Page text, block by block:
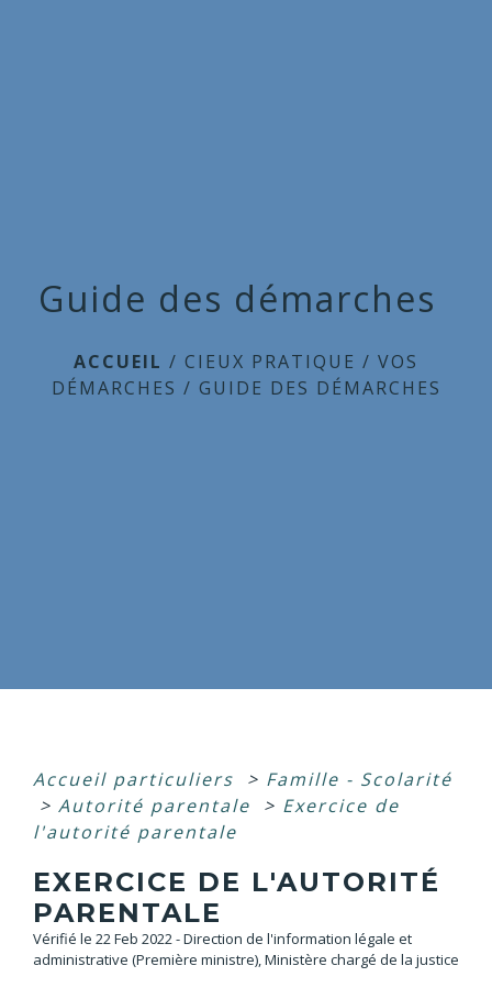
Guide des démarches
ACCUEIL / CIEUX PRATIQUE / VOS
DÉMARCHES / GUIDE DES DÉMARCHES
Accueil particuliers > Famille - Scolarité
> Autorité parentale > Exercice de
l'autorité parentale
EXERCICE DE L'AUTORITÉ
PARENTALE
Vérifié le 22 Feb 2022 - Direction de l'information légale et
administrative (Première ministre), Ministère chargé de la justice